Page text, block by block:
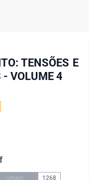
TENSÕES E
- VOLUME 4
1268